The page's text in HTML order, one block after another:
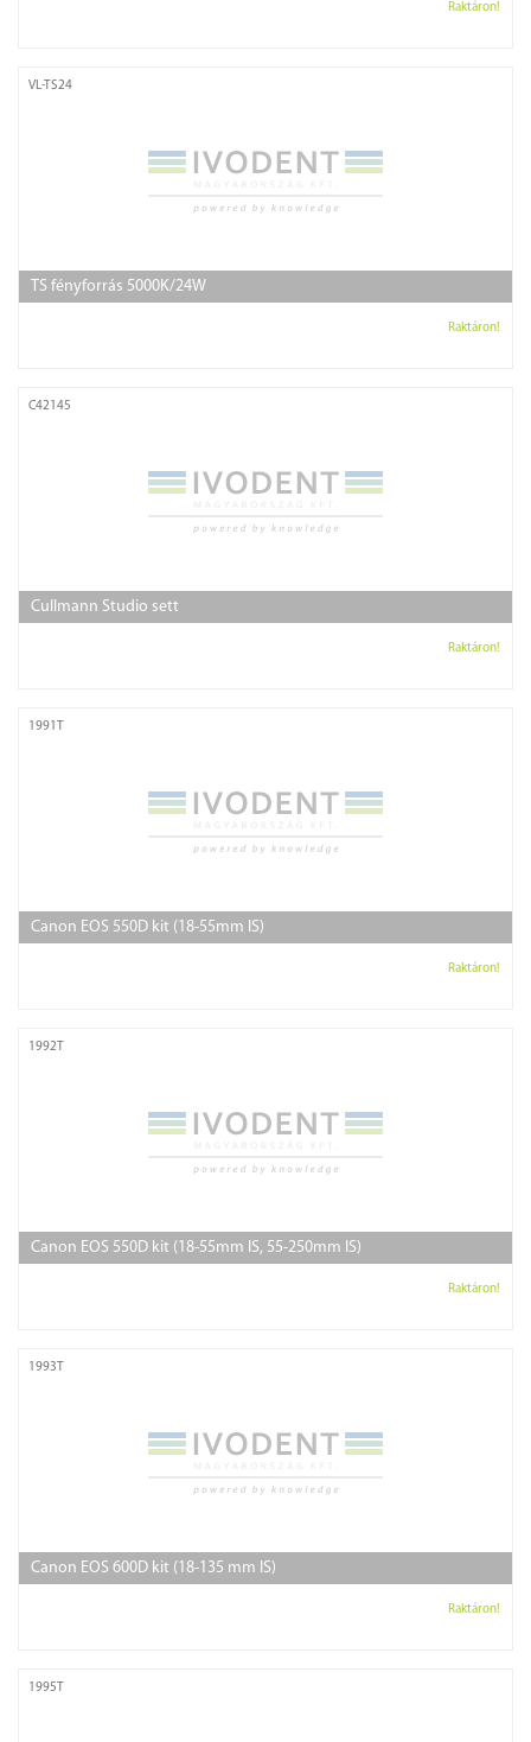
Raktáron!
VL-TS24
TS fényforrás 5000K/24W
Raktáron!
C42145
Cullmann Studio sett
Raktáron!
1991T
Canon EOS 550D kit (18-55mm IS)
Raktáron!
1992T
Canon EOS 550D kit (18-55mm IS, 55-250mm IS)
Raktáron!
1993T
Canon EOS 600D kit (18-135 mm IS)
Raktáron!
1995T